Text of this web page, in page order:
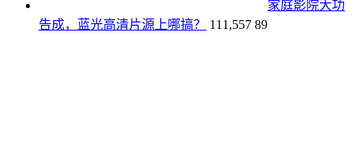
家庭影院大功
告成，蓝光高清片源上哪搞？
111,557 89